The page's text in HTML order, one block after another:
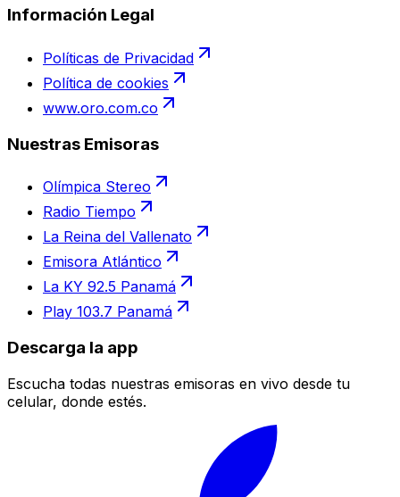
Información Legal
Políticas de Privacidad
Política de cookies
www.oro.com.co
Nuestras Emisoras
Olímpica Stereo
Radio Tiempo
La Reina del Vallenato
Emisora Atlántico
La KY 92.5 Panamá
Play 103.7 Panamá
Descarga la app
Escucha todas nuestras emisoras en vivo desde tu
celular, donde estés.